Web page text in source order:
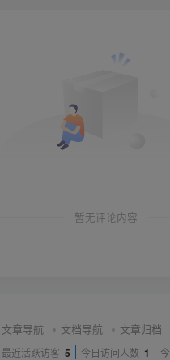
暂无评论内容
文章导航 文档导航 文章归档
最近活跃访客 5 今日访问人数 1